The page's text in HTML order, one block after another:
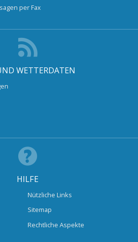
per Fax
WETTERDATEN
HILFE
Nützliche Links
Sitemap
Rechtliche Aspekte